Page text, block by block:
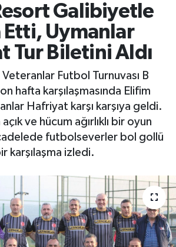
Galibiyetle
Etti, Uymanlar
Tur Biletini Aldı
Veteranlar Futbol Turnuvası B
hafta karşılaşmasında Elifim
Hafriyat karşı karşıya geldi.
açık ve hücum ağırlıklı bir oyun
futbolseverler bol gollü
karşılaşma izledi.